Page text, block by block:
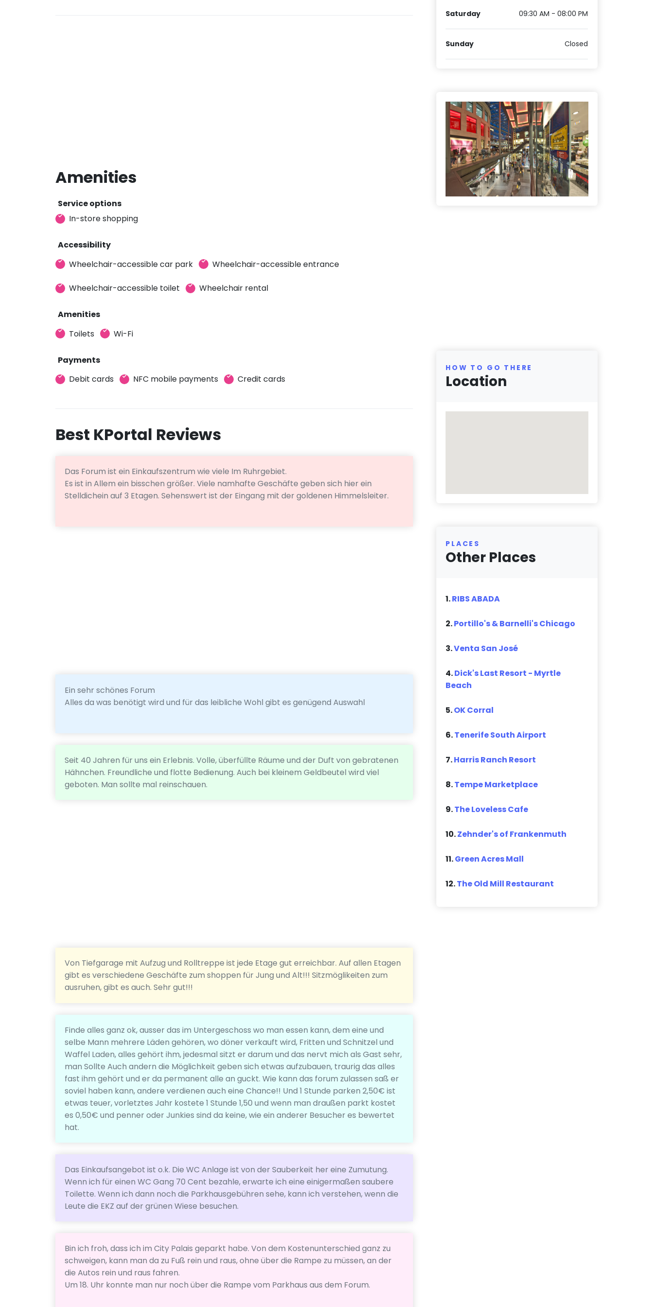
Amenities
Service options
In-store shopping
Accessibility
Wheelchair-accessible car park
Wheelchair-accessible entrance
Wheelchair-accessible toilet Wheelchair rental
Amenities
Toilets
Wi-Fi
Payments
Debit cards
NFC mobile payments Credit cards
Best KPortal Reviews
Das Forum ist ein Einkaufszentrum wie viele Im Ruhrgebiet.
Es ist in Allem ein bisschen größer. Viele namhafte Geschäfte geben sich hier ein
Stelldichein auf 3 Etagen. Sehenswert ist der Eingang mit der goldenen Himmelsleiter.
Ein sehr schönes Forum
Alles da was benötigt wird und für das leibliche Wohl gibt es genügend Auswahl
Seit 40 Jahren für uns ein Erlebnis. Volle, überfüllte Räume und der Duft von gebratenen
Hähnchen. Freundliche und flotte Bedienung. Auch bei kleinem Geldbeutel wird viel
geboten. Man sollte mal reinschauen.
Von Tiefgarage mit Aufzug und Rolltreppe ist jede Etage gut erreichbar. Auf allen Etagen
gibt es verschiedene Geschäfte zum shoppen für Jung und Alt!!! Sitzmöglikeiten zum
ausruhen, gibt es auch. Sehr gut!!!
Finde alles ganz ok, ausser das im Untergeschoss wo man essen kann, dem eine und
selbe Mann mehrere Läden gehören, wo döner verkauft wird, Fritten und Schnitzel und
Waffel Laden, alles gehört ihm, jedesmal sitzt er darum und das nervt mich als Gast sehr,
man Sollte Auch andern die Möglichkeit geben sich etwas aufzubauen, traurig das alles
fast ihm gehört und er da permanent alle an guckt. Wie kann das forum zulassen saß er
soviel haben kann, andere verdienen auch eine Chance!! Und 1 Stunde parken 2,50€ ist
etwas teuer, vorletztes Jahr kostete 1 Stunde 1,50 und wenn man draußen parkt kostet
es 0,50€ und penner oder Junkies sind da keine, wie ein anderer Besucher es bewertet
hat.
Das Einkaufsangebot ist o.k. Die WC Anlage ist von der Sauberkeit her eine Zumutung.
Wenn ich für einen WC Gang 70 Cent bezahle, erwarte ich eine einigermaßen saubere
Toilette. Wenn ich dann noch die Parkhausgebühren sehe, kann ich verstehen, wenn die
Leute die EKZ auf der grünen Wiese besuchen.
Bin ich froh, dass ich im City Palais geparkt habe. Von dem Kostenunterschied ganz zu
schweigen, kann man da zu Fuß rein und raus, ohne über die Rampe zu müssen, an der
die Autos rein und raus fahren.
Um 18. Uhr konnte man nur noch über die Rampe vom Parkhaus aus dem Forum.
Saturday 09:30 AM - 08:00 PM
Sunday Closed
HOW TO GO THERE
Location
PLACES
Other Places
1.RIBS ABADA
2.Portillo's & Barnelli's Chicago
3.Venta San José
4.Dick's Last Resort - Myrtle
Beach
5.OK Corral
6.Tenerife South Airport
7.Harris Ranch Resort
8.Tempe Marketplace
9.The Loveless Cafe
10.Zehnder's of Frankenmuth
11.Green Acres Mall
12.The Old Mill Restaurant